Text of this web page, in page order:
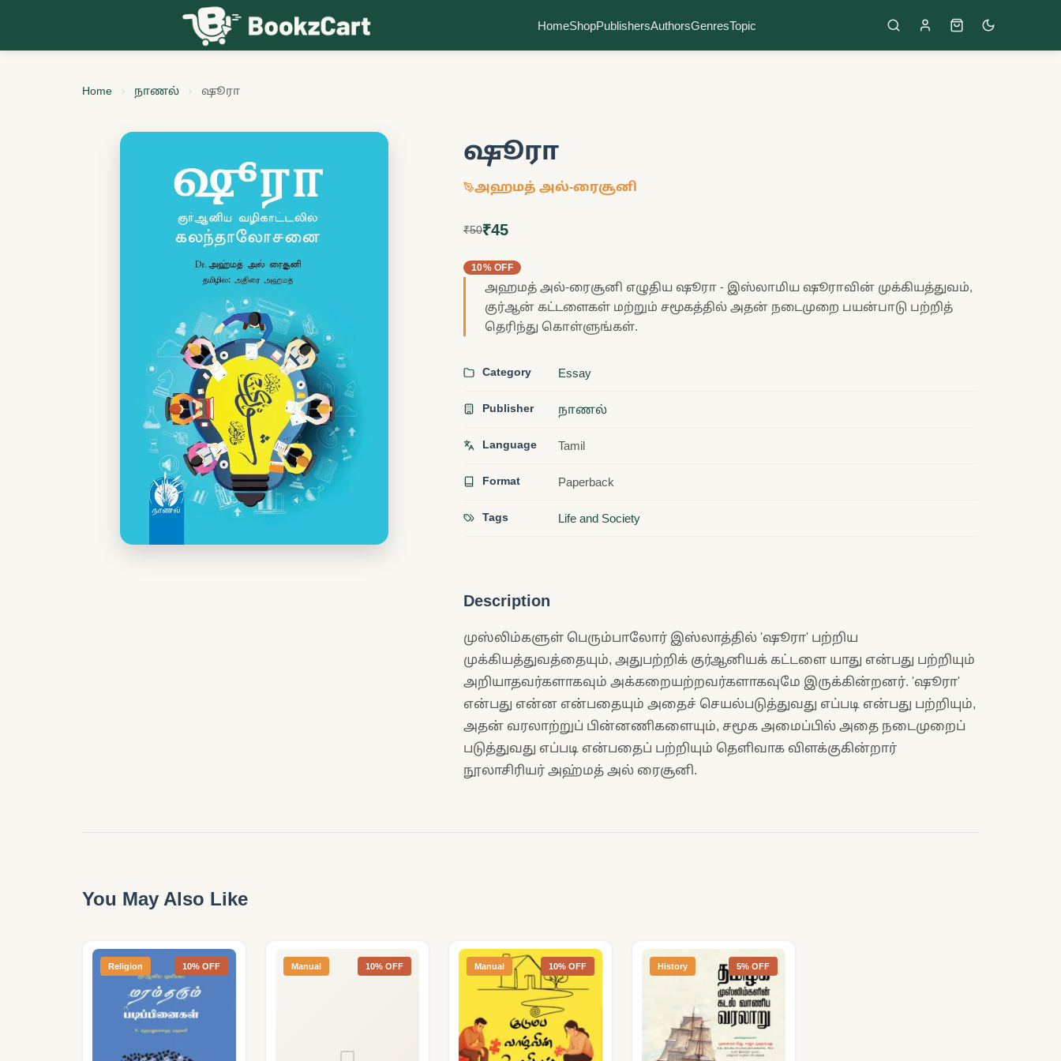
HomeShopPublishersAuthorsGenresTopic
Home நாணல் ஷூரா
ஷூரா
அஹமத் அல்-ரைசூனி
₹50₹45
10% OFF
அஹமத் அல்-ரைசூனி எழுதிய ஷூரா - இஸ்லாமிய ஷூராவின் முக்கியத்துவம்,
குர்ஆன் கட்டளைகள் மற்றும் சமூகத்தில் அதன் நடைமுறை பயன்பாடு பற்றித்
தெரிந்து கொள்ளுங்கள்.
Category Essay
Publisher நாணல்
Language Tamil
Format Paperback
Tags Life and Society
Description
முஸ்லிம்களுள் பெரும்பாலோர் இஸ்லாத்தில் 'ஷூரா' பற்றிய
முக்கியத்துவத்தையும், அதுபற்றிக் குர்ஆனியக் கட்டளை யாது என்பது பற்றியும்
அறியாதவர்களாகவும் அக்கறையற்றவர்களாகவுமே இருக்கின்றனர். 'ஷூரா'
என்பது என்ன என்பதையும் அதைச் செயல்படுத்துவது எப்படி என்பது பற்றியும்,
அதன் வரலாற்றுப் பின்னணிகளையும், சமூக அமைப்பில் அதை நடைமுறைப்
படுத்துவது எப்படி என்பதைப் பற்றியும் தெளிவாக விளக்குகின்றார்
நூலாசிரியர் அஹ்மத் அல் ரைசூனி.
You May Also Like
Religion 10% OFF Manual 10% OFF Manual 10% OFF History 5% OFF